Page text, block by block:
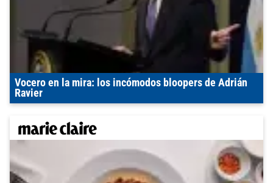
Vocero en la mira: los incómodos bloopers de Adrián
Ravier